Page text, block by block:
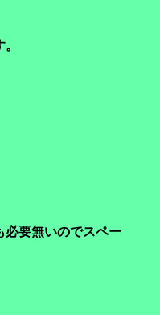
必要無いのでスペー